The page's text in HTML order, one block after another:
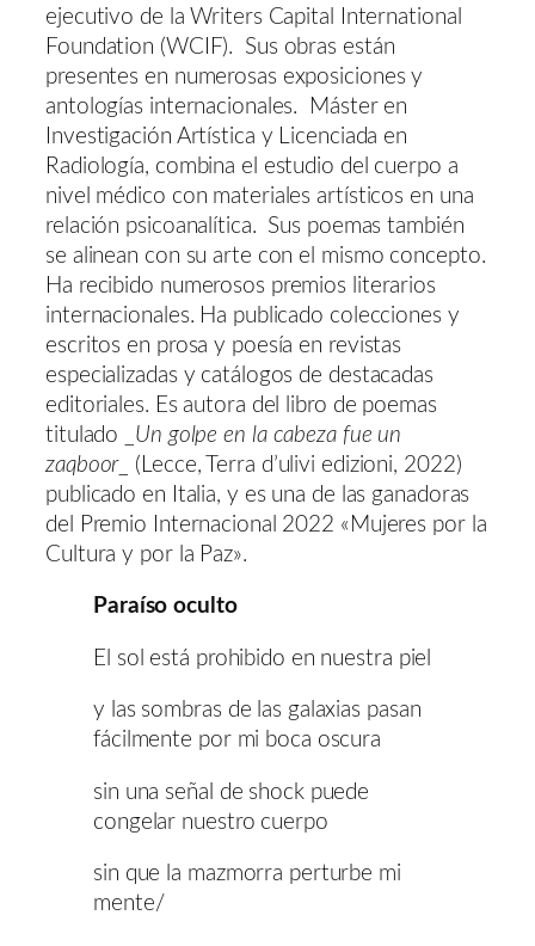
ejecutivo de la Writers Capital International
Foundation (WCIF). Sus obras están
presentes en numerosas exposiciones y
antologías internacionales. Máster en
Investigación Artística y Licenciada en
Radiología, combina el estudio del cuerpo a
nivel médico con materiales artísticos en una
relación psicoanalítica. Sus poemas también
se alinean con su arte con el mismo concepto.
Ha recibido numerosos premios literarios
internacionales. Ha publicado colecciones y
escritos en prosa y poesía en revistas
especializadas y catálogos de destacadas
editoriales. Es autora del libro de poemas
titulado _ Un golpe en la cabeza fue un
zaqboor_ (Lecce, Terra d’ulivi edizioni, 2022)
publicado en Italia, y es una de las ganadoras
del Premio Internacional 2022 «Mujeres por la
Cultura y por la Paz».
Paraíso oculto
El sol está prohibido en nuestra piel
y las sombras de las galaxias pasan
fácilmente por mi boca oscura
sin una señal de shock puede
congelar nuestro cuerpo
sin que la mazmorra perturbe mi
mente/